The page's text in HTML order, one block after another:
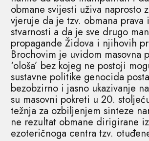
obmane svijesti uživa naprosto
vjeruje da je tzv. obmana prava
stvarnosti a da je sve drugo
propagande Židova i njihovih
Brochovim je uvidom masovna
‘ološa’ bez kojeg ne postoji
sustavne politike genocida
bezobzirno i jasno ukazivanje
su masovni pokreti u 20.
težnja za ozbiljenjem sinteze
ne rezultat obmane dirigirane
ezoteričnoga centra tzv.